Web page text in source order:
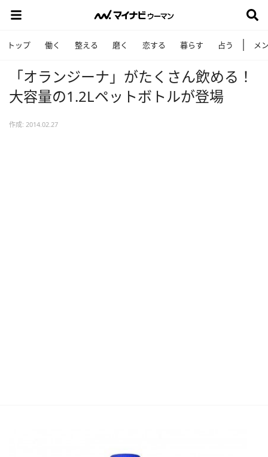
トップ 働く 整える 磨く 恋する 暮らす 占う メ
「オランジーナ」がたくさん飲める！
大容量の1.2Lペットボトルが登場
作成: 2014.02.27